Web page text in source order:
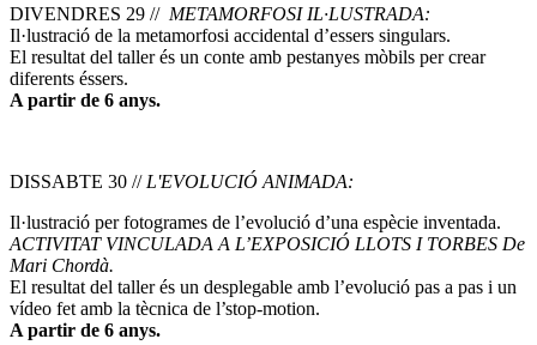
DIVENDRES 29 // METAMORFOSI IL·LUSTRADA:
Il·lustració de la metamorfosi accidental d’essers singulars.
El resultat del taller és un conte amb pestanyes mòbils per crear
diferents éssers.
A partir de 6 anys.
DISSABTE 30 // L'EVOLUCIÓ ANIMADA:
Il·lustració per fotogrames de l’evolució d’una espècie inventada.
ACTIVITAT VINCULADA A L’EXPOSICIÓ LLOTS I TORBES De
Mari Chordà.
El resultat del taller és un desplegable amb l’evolució pas a pas i un
vídeo fet amb la tècnica de l’stop-motion.
A partir de 6 anys.